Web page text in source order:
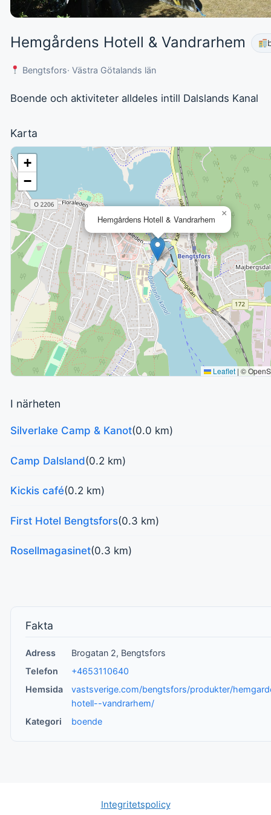
Hemgårdens Hotell & Vandrarhem
Bengtsfors· Västra Götalands län
Boende och aktiviteter alldeles intill Dalslands Kanal
Karta
Hemgårdens Hotell & Vandrarhem
×
+
−
Leaflet | ©
I närheten
Silverlake Camp & Kanot(0.0 km)
Camp Dalsland(0.2 km)
Kickis café(0.2 km)
First Hotel Bengtsfors(0.3 km)
Rosellmagasinet(0.3 km)
Fakta
Adress
Brogatan 2, Bengtsfors
Telefon
+4653110640
Hemsida
vastsverige.com/bengtsfors/produkter/
hotell--vandrarhem/
Kategori
boende
Integritetspolicy